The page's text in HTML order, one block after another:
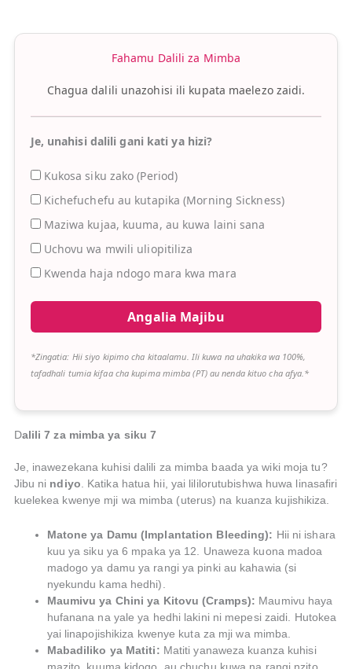
Fahamu Dalili za Mimba
Chagua dalili unazohisi ili kupata maelezo zaidi.
Je, unahisi dalili gani kati ya hizi?
Kukosa siku zako (Period)
Kichefuchefu au kutapika (Morning Sickness)
Maziwa kujaa, kuuma, au kuwa laini sana
Uchovu wa mwili uliopitiliza
Kwenda haja ndogo mara kwa mara
Angalia Majibu
*Zingatia: Hii siyo kipimo cha kitaalamu. Ili kuwa na uhakika wa 100%,
tafadhali tumia kifaa cha kupima mimba (PT) au nenda kituo cha afya.*
Dalili 7 za mimba ya siku 7
Je, inawezekana kuhisi dalili za mimba baada ya wiki moja tu?
Jibu ni ndiyo. Katika hatua hii, yai lililorutubishwa huwa linasafiri
kuelekea kwenye mji wa mimba (uterus) na kuanza kujishikiza.
Matone ya Damu (Implantation Bleeding): Hii ni ishara
kuu ya siku ya 6 mpaka ya 12. Unaweza kuona madoa
madogo ya damu ya rangi ya pinki au kahawia (si
nyekundu kama hedhi).
Maumivu ya Chini ya Kitovu (Cramps): Maumivu haya
hufanana na yale ya hedhi lakini ni mepesi zaidi. Hutokea
yai linapojishikiza kwenye kuta za mji wa mimba.
Mabadiliko ya Matiti: Matiti yanaweza kuanza kuhisi
mazito, kuuma kidogo, au chuchu kuwa na rangi nzito